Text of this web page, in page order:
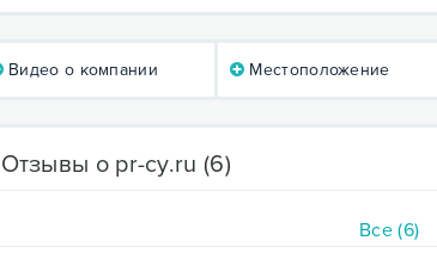
Видео о компании Местоположение
Отзывы о pr-cy.ru (6)
Все (6)